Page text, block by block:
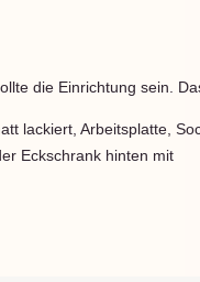
die Einrichtung sein.
lackiert, Arbeitsplatte,
Eckschrank hinten mit